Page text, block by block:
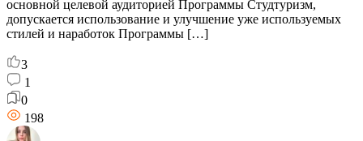
основной целевой аудиторией Программы Студтуризм,
допускается использование и улучшение уже используемых
стилей и наработок Программы […]
3
1
0
198